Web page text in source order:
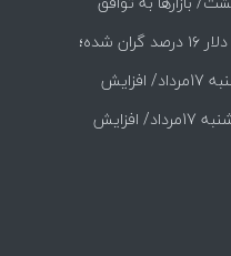
دادند؟
اظهارات همتی درباره دلار/ دلار ۱۶ درصد گران شده؛
قیمت طلا و سکه امروز شنبه 17مرداد/ افزایش
قیمت طلای 18عیار امروز شنبه 17مرداد/ افزایش